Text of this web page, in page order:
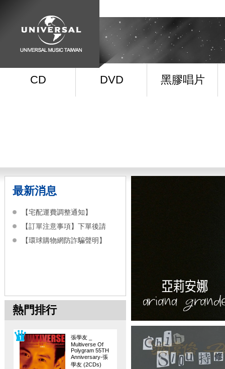
CD DVD 黑膠唱片
最新消息
【宅配運費調整通知】
【訂單注意事項】下單後請
【環球購物網防詐騙聲明】
熱門排行
張學友 _
Multiverse Of
Polygram 55TH
Anniversary-張
學友 (2CDs)